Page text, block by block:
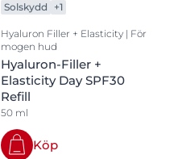
Solskydd +1
Hyaluron Filler + Elasticity | För
mogen hud
Hyaluron-Filler +
Elasticity Day SPF30
Refill
50 ml
Köp